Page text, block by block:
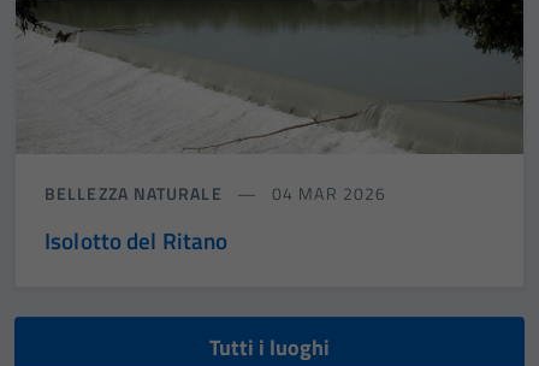
BELLEZZA NATURALE 04 MAR 2026
Isolotto del Ritano
Tutti i luoghi